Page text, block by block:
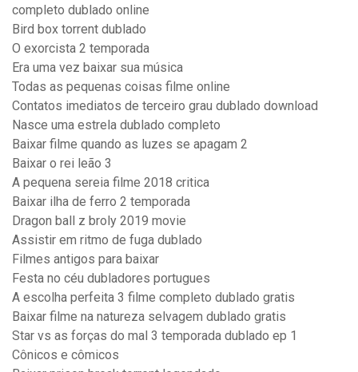
completo dublado online
Bird box torrent dublado
O exorcista 2 temporada
Era uma vez baixar sua música
Todas as pequenas coisas filme online
Contatos imediatos de terceiro grau dublado download
Nasce uma estrela dublado completo
Baixar filme quando as luzes se apagam 2
Baixar o rei leão 3
A pequena sereia filme 2018 critica
Baixar ilha de ferro 2 temporada
Dragon ball z broly 2019 movie
Assistir em ritmo de fuga dublado
Filmes antigos para baixar
Festa no céu dubladores portugues
A escolha perfeita 3 filme completo dublado gratis
Baixar filme na natureza selvagem dublado gratis
Star vs as forças do mal 3 temporada dublado ep 1
Cônicos e cômicos